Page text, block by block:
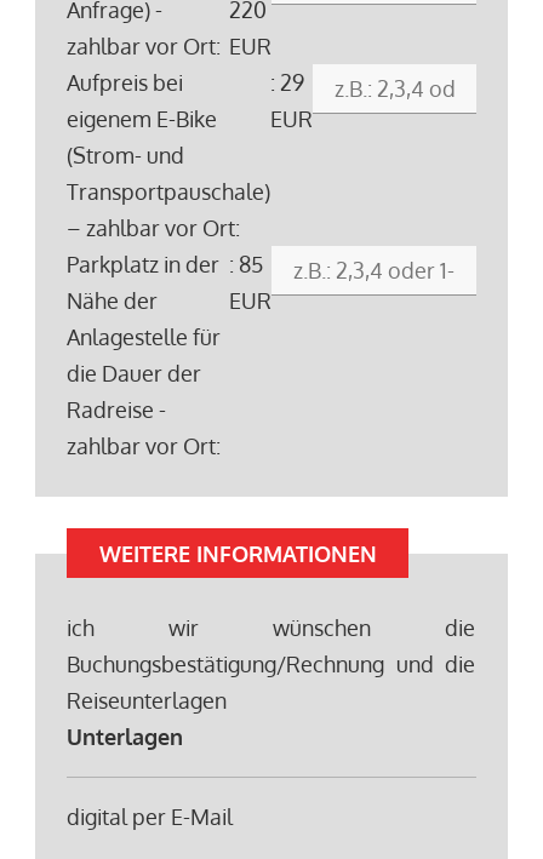
Anfrage) -
zahlbar vor Ort:
220
EUR
Aufpreis bei
eigenem E-Bike
(Strom- und
Transportpauschale)
– zahlbar vor Ort:
: 29
EUR
Parkplatz in der
Nähe der
Anlagestelle für
die Dauer der
Radreise -
zahlbar vor Ort:
: 85
EUR
WEITERE INFORMATIONEN
ich wir wünschen die
Buchungsbestätigung/Rechnung und die
Reiseunterlagen
Unterlagen
digital per E-Mail